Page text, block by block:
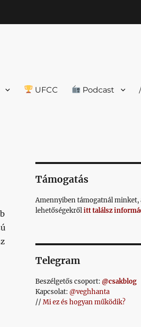
UFCC Podcast
Támogatás
Amennyiben támogatnál minket,
lehetőségekrőlitt találsz
Telegram
Beszélgetős csoport: @csakblog
Kapcsolat: @veghhanta
// Mi ez és hogyan működik?